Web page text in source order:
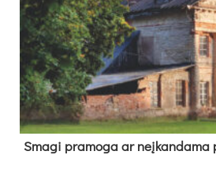
Sma­gi pra­mo­ga ar neį­kan­da­ma